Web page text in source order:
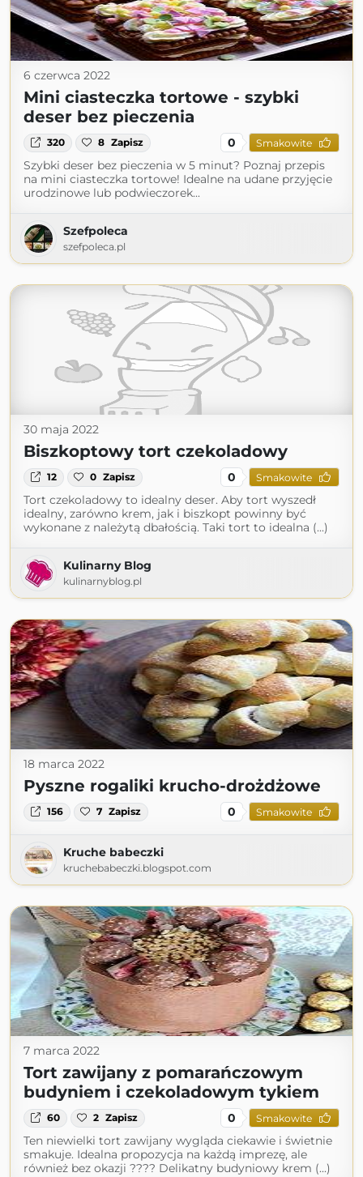
6 czerwca 2022
Mini ciasteczka tortowe - szybki
deser bez pieczenia
320 8 Zapisz 0 Smakowite
Szybki deser bez pieczenia w 5 minut? Poznaj przepis
na mini ciasteczka tortowe! Idealne na udane przyjęcie
urodzinowe lub podwieczorek...
Szefpoleca
szefpoleca.pl
30 maja 2022
Biszkoptowy tort czekoladowy
12 0 Zapisz 0 Smakowite
Tort czekoladowy to idealny deser. Aby tort wyszedł
idealny, zarówno krem, jak i biszkopt powinny być
wykonane z należytą dbałością. Taki tort to idealna (...)
Kulinarny Blog
kulinarnyblog.pl
18 marca 2022
Pyszne rogaliki krucho-drożdżowe
156 7 Zapisz 0 Smakowite
Kruche babeczki
kruchebabeczki.blogspot.com
7 marca 2022
Tort zawijany z pomarańczowym
budyniem i czekoladowym tykiem
60 2 Zapisz 0 Smakowite
Ten niewielki tort zawijany wygląda ciekawie i świetnie
smakuje. Idealna propozycja na każdą imprezę, ale
również bez okazji ???? Delikatny budyniowy krem (...)